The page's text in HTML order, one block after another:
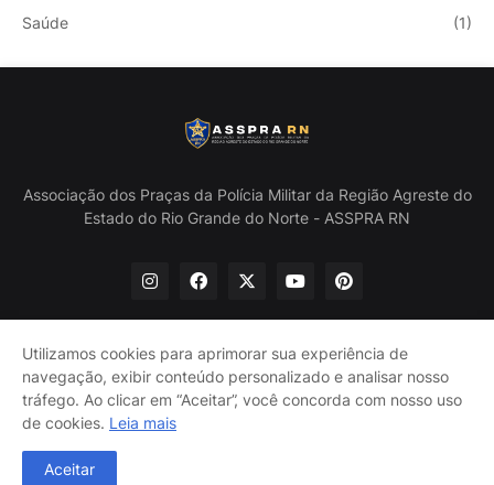
Saúde (1)
Associação dos Praças da Polícia Militar da Região Agreste do
Estado do Rio Grande do Norte - ASSPRA RN
@ASSPRA RN Todos os direitos reservados. Design por
Início Quem Somos
Política de Privacidade
Contate-nos
Utilizamos cookies para aprimorar sua experiência de
navegação, exibir conteúdo personalizado e analisar nosso
tráfego. Ao clicar em “Aceitar”, você concorda com nosso uso
de cookies. Leia mais
Aceitar